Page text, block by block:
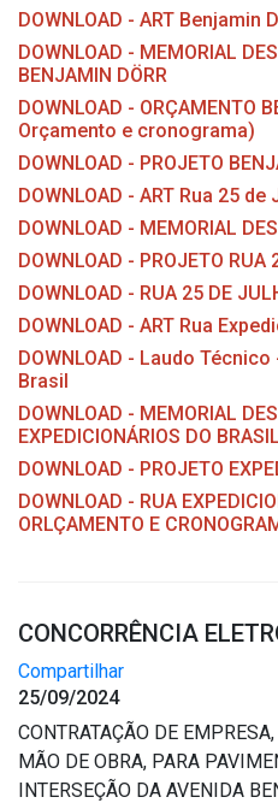
DOWNLOAD - ART Benjamin
DOWNLOAD - MEMORIAL
BENJAMIN DÖRR
DOWNLOAD - ORÇAMENTO
Orçamento e cronograma)
DOWNLOAD - PROJETO
DOWNLOAD - ART Rua 25 de
DOWNLOAD - MEMORIAL
DOWNLOAD - PROJETO RUA
DOWNLOAD - RUA 25 DE
DOWNLOAD - ART Rua
DOWNLOAD - Laudo
Brasil
DOWNLOAD - MEMORIAL
EXPEDICIONÁRIOS DO BRASIL
DOWNLOAD - PROJETO
DOWNLOAD - RUA
ORLÇAMENTO E
CONCORRÊNCIA
Compartilhar
25/09/2024
CONTRATAÇÃO DE
MÃO DE OBRA, PARA
INTERSEÇÃO DA AVENIDA